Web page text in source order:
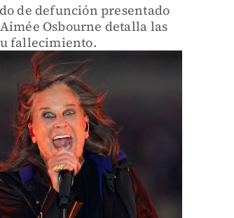
de defunción presentado
Osbourne detalla las
fallecimiento.